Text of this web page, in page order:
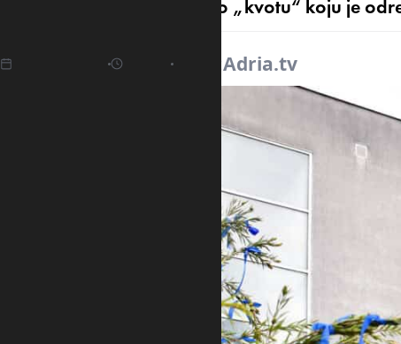
što je Klinički centar ispunio „kvotu“ koju je
Adria.tv